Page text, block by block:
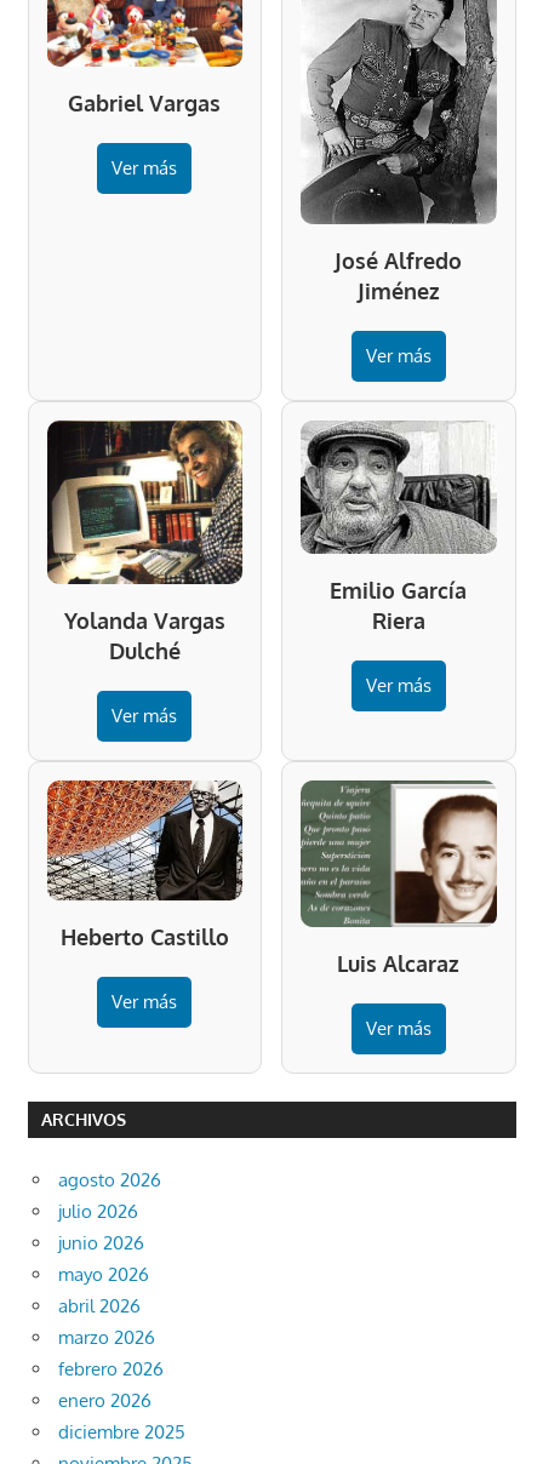
Gabriel Vargas
Ver más
José Alfredo
Jiménez
Ver más
Yolanda Vargas
Dulché
Ver más
Emilio García
Riera
Ver más
Heberto Castillo
Ver más
Luis Alcaraz
Ver más
ARCHIVOS
agosto 2026
julio 2026
junio 2026
mayo 2026
abril 2026
marzo 2026
febrero 2026
enero 2026
diciembre 2025